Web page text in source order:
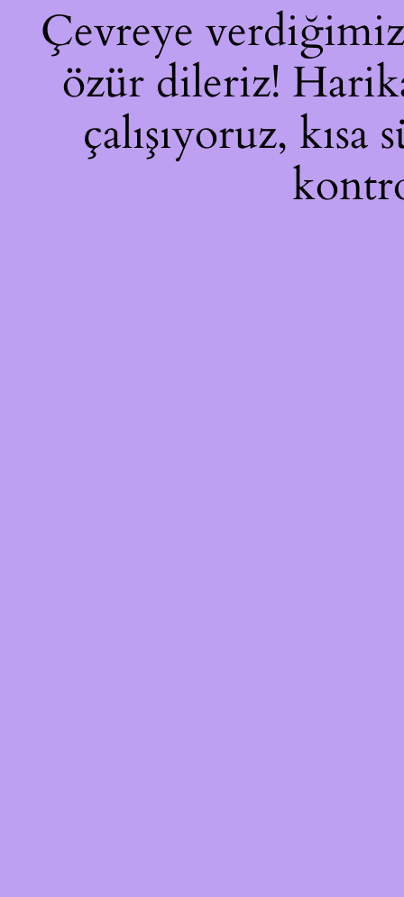
Çevreye verdiğimiz
özür dileriz!
çalışıyoruz,